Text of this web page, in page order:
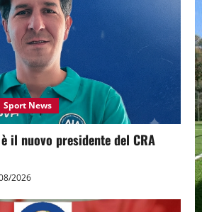
Sport News
il nuovo presidente del CRA
2026